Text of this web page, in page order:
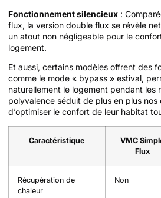
Fonctionnement silencieux :
flux, la version double flux se révèle
un atout non négligeable pour le
logement.
Et aussi, certains modèles offrent des
comme le mode « bypass » estival,
naturellement le logement pendant les
polyvalence séduit de plus en plus nos
d’optimiser le confort de leur habitat
Caractéristique
VMC
Flux
Récupération de
chaleur
Non